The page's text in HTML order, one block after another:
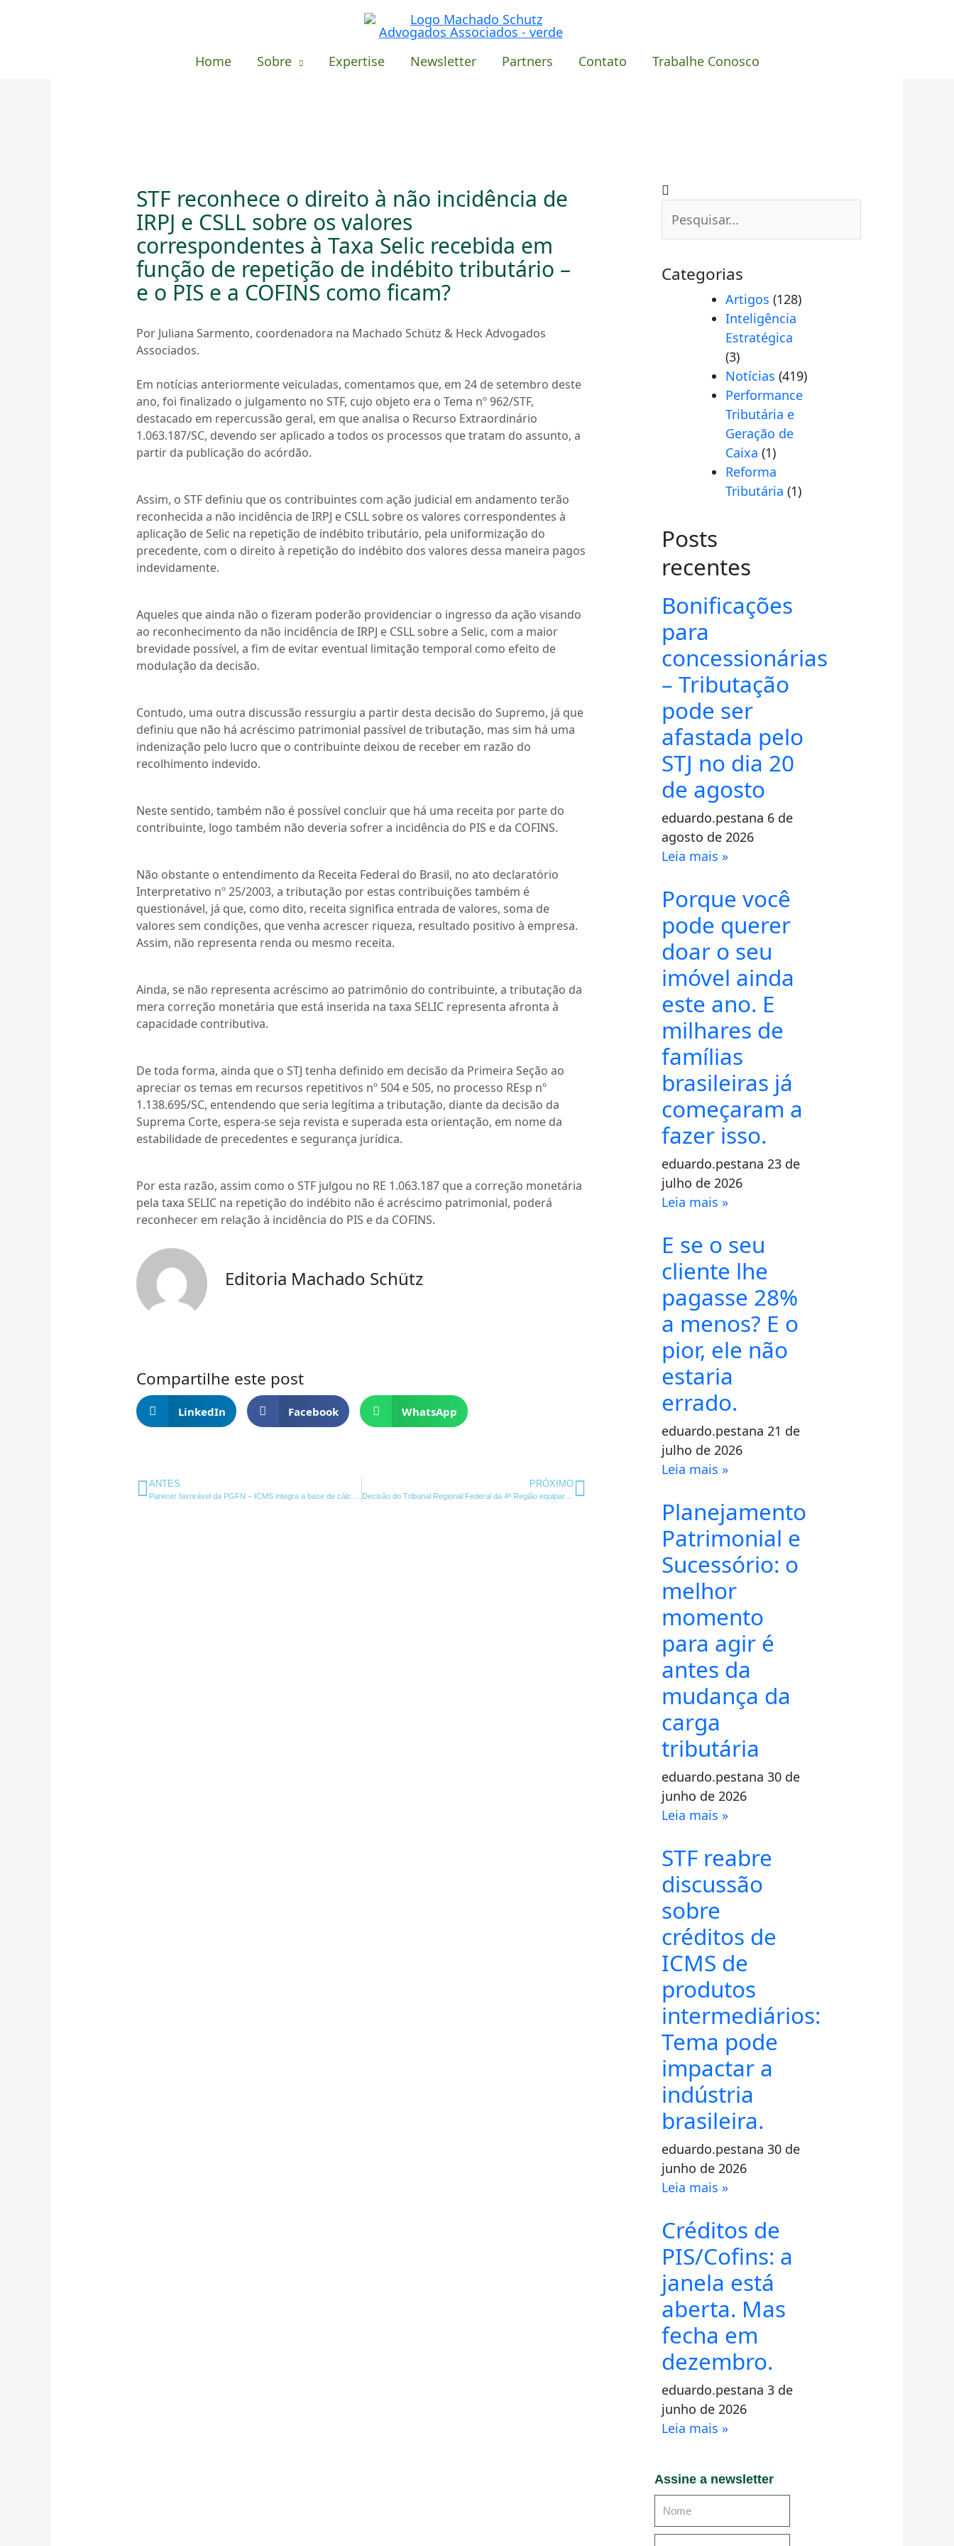
Home Sobre Expertise Newsletter Partners Contato Trabalhe Conosco
STF reconhece o direito à não incidência de
IRPJ e CSLL sobre os valores
correspondentes à Taxa Selic recebida em
função de repetição de indébito tributário –
e o PIS e a COFINS como ficam?
Por Juliana Sarmento, coordenadora na Machado Schütz & Heck Advogados
Associados.
Em notícias anteriormente veiculadas, comentamos que, em 24 de setembro deste
ano, foi finalizado o julgamento no STF, cujo objeto era o Tema nº 962/STF,
destacado em repercussão geral, em que analisa o Recurso Extraordinário
1.063.187/SC, devendo ser aplicado a todos os processos que tratam do assunto, a
partir da publicação do acórdão.
Assim, o STF definiu que os contribuintes com ação judicial em andamento terão
reconhecida a não incidência de IRPJ e CSLL sobre os valores correspondentes à
aplicação de Selic na repetição de indébito tributário, pela uniformização do
precedente, com o direito à repetição do indébito dos valores dessa maneira pagos
indevidamente.
Aqueles que ainda não o fizeram poderão providenciar o ingresso da ação visando
ao reconhecimento da não incidência de IRPJ e CSLL sobre a Selic, com a maior
brevidade possível, a fim de evitar eventual limitação temporal como efeito de
modulação da decisão.
Contudo, uma outra discussão ressurgiu a partir desta decisão do Supremo, já que
definiu que não há acréscimo patrimonial passível de tributação, mas sim há uma
indenização pelo lucro que o contribuinte deixou de receber em razão do
recolhimento indevido.
Neste sentido, também não é possível concluir que há uma receita por parte do
contribuinte, logo também não deveria sofrer a incidência do PIS e da COFINS.
Não obstante o entendimento da Receita Federal do Brasil, no ato declaratório
Interpretativo nº 25/2003, a tributação por estas contribuições também é
questionável, já que, como dito, receita significa entrada de valores, soma de
valores sem condições, que venha acrescer riqueza, resultado positivo à empresa.
Assim, não representa renda ou mesmo receita.
Ainda, se não representa acréscimo ao patrimônio do contribuinte, a tributação da
mera correção monetária que está inserida na taxa SELIC representa afronta à
capacidade contributiva.
De toda forma, ainda que o STJ tenha definido em decisão da Primeira Seção ao
apreciar os temas em recursos repetitivos nº 504 e 505, no processo REsp nº
1.138.695/SC, entendendo que seria legítima a tributação, diante da decisão da
Suprema Corte, espera-se seja revista e superada esta orientação, em nome da
estabilidade de precedentes e segurança jurídica.
Por esta razão, assim como o STF julgou no RE 1.063.187 que a correção monetária
pela taxa SELIC na repetição do indébito não é acréscimo patrimonial, poderá
reconhecer em relação à incidência do PIS e da COFINS.
Editoria Machado Schütz
Compartilhe este post
LinkedIn Facebook WhatsApp
Anterior
ANTES PRÓXIMO
Decisão do Tribunal Regional Federal da 4ª Região equipara salários recebidos por gestantes na pandemia ao Salário-maternidade Próximo
Pesquisar
Categorias
Artigos (128)
Inteligência
Estratégica
(3)
Notícias (419)
Performance
Tributária e
Geração de
Caixa (1)
Reforma
Tributária (1)
Posts
recentes
Bonificações
para
concessionárias
– Tributação
pode ser
afastada pelo
STJ no dia 20
de agosto
eduardo.pestana 6 de
agosto de 2026
Leia mais »
Porque você
pode querer
doar o seu
imóvel ainda
este ano. E
milhares de
famílias
brasileiras já
começaram a
fazer isso.
eduardo.pestana 23 de
julho de 2026
Leia mais »
E se o seu
cliente lhe
pagasse 28%
a menos? E o
pior, ele não
estaria
errado.
eduardo.pestana 21 de
julho de 2026
Leia mais »
Planejamento
Patrimonial e
Sucessório: o
melhor
momento
para agir é
antes da
mudança da
carga
tributária
eduardo.pestana 30 de
junho de 2026
Leia mais »
STF reabre
discussão
sobre
créditos de
ICMS de
produtos
intermediários:
Tema pode
impactar a
indústria
brasileira.
eduardo.pestana 30 de
junho de 2026
Leia mais »
Créditos de
PIS/Cofins: a
janela está
aberta. Mas
fecha em
dezembro.
eduardo.pestana 3 de
junho de 2026
Leia mais »
Assine a newsletter